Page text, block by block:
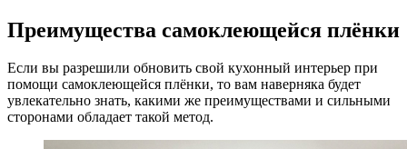
Преимущества самоклеющейся плёнки
Если вы разрешили обновить свой кухонный интерьер при
помощи самоклеющейся плёнки, то вам наверняка будет
увлекательно знать, какими же преимуществами и сильными
сторонами обладает такой метод.